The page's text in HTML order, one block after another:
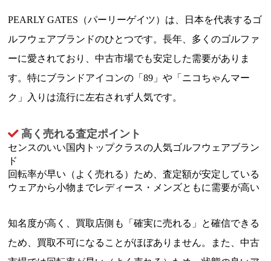
PEARLY GATES（パーリーゲイツ）は、日本を代表するゴ
ルフウェアブランドのひとつです。長年、多くのゴルファ
ーに愛されており、中古市場でも安定した需要がありま
す。特にブランドアイコンの「89」や「ニコちゃんマー
ク」入りは流行に左右されず人気です。
高く売れる査定ポイント
センスのいい国内トップクラスの人気ゴルフウェアブラン
ド
回転率が早い（よく売れる）ため、査定額が安定している
ウェアから小物までレディース・メンズともに需要が高い
知名度が高く、買取店側も「確実に売れる」と確信できる
ため、買取不可になることがほぼありません。また、中古